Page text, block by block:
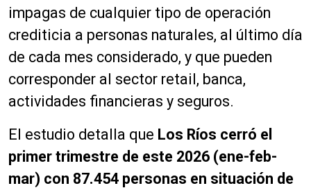
impagas de cualquier tipo de operación
crediticia a personas naturales, al último día
de cada mes considerado, y que pueden
corresponder al sector retail, banca,
actividades financieras y seguros.
El estudio detalla que Los Ríos cerró el
primer trimestre de este 2026 (ene-feb-
mar) con 87.454 personas en situación de